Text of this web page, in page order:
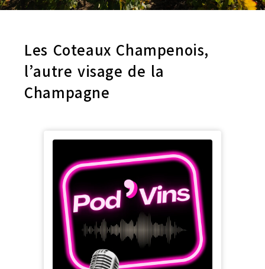
Les Coteaux Champenois,
l’autre visage de la
Champagne